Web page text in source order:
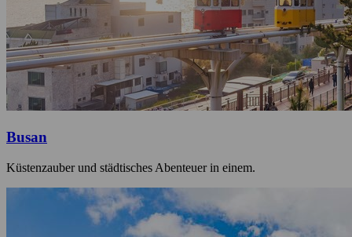
Busan
Küstenzauber und städtisches Abenteuer in einem.